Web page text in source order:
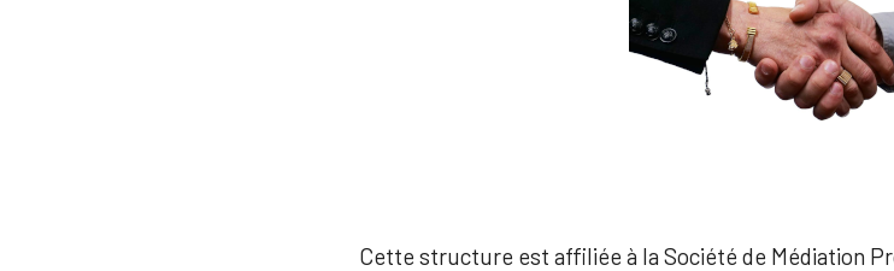
Cette structure est affiliée à la Société de Médiation